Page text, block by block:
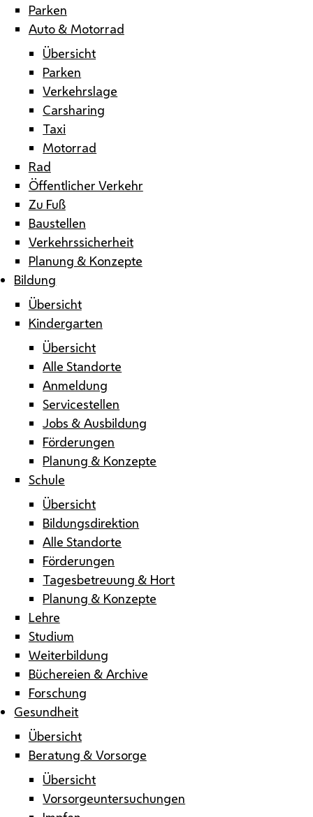
Parken
Auto & Motorrad
Übersicht
Parken
Verkehrslage
Carsharing
Taxi
Motorrad
Rad
Öffentlicher Verkehr
Zu Fuß
Baustellen
Verkehrssicherheit
Planung & Konzepte
Bildung
Übersicht
Kindergarten
Übersicht
Alle Standorte
Anmeldung
Servicestellen
Jobs & Ausbildung
Förderungen
Planung & Konzepte
Schule
Übersicht
Bildungsdirektion
Alle Standorte
Förderungen
Tagesbetreuung & Hort
Planung & Konzepte
Lehre
Studium
Weiterbildung
Büchereien & Archive
Forschung
Gesundheit
Übersicht
Beratung & Vorsorge
Übersicht
Vorsorgeuntersuchungen